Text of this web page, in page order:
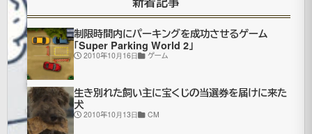
ン
グ
集
2006
年10月
制限時間内にパーキングを成功させるゲーム
「Super Parking World 2」
2010年10月16日 ゲーム
生き別れた飼い主に宝くじの当選券を届けに来た
犬
2010年10月13日 CM